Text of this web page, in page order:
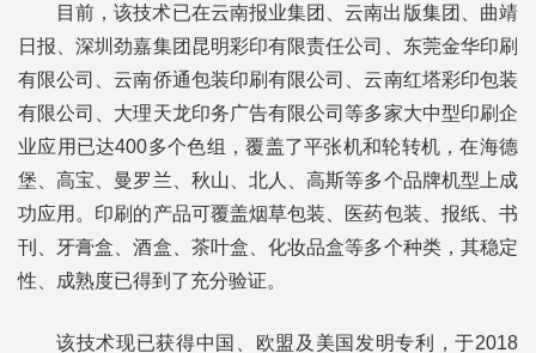
目前，该技术已在云南报业集团、云南出版集团、曲靖
日报、深圳劲嘉集团昆明彩印有限责任公司、东莞金华印刷
有限公司、云南侨通包装印刷有限公司、云南红塔彩印包装
有限公司、大理天龙印务广告有限公司等多家大中型印刷企
业应用已达400多个色组，覆盖了平张机和轮转机，在海德
堡、高宝、曼罗兰、秋山、北人、高斯等多个品牌机型上成
功应用。印刷的产品可覆盖烟草包装、医药包装、报纸、书
刊、牙膏盒、酒盒、茶叶盒、化妆品盒等多个种类，其稳定
性、成熟度已得到了充分验证。
该技术现已获得中国、欧盟及美国发明专利，于2018